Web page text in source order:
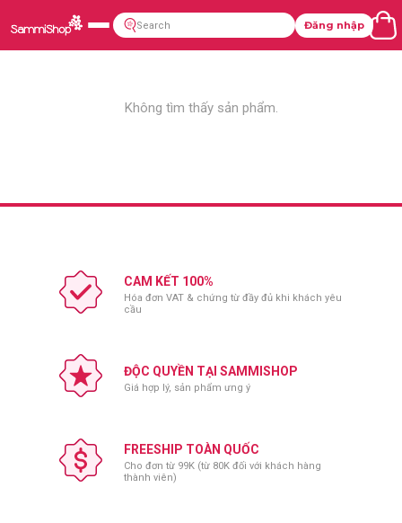
Đăng nhập
Không tìm thấy sản phẩm.
CAM KẾT 100%
Hóa đơn VAT & chứng từ đầy đủ khi khách yêu
cầu
ĐỘC QUYỀN TẠI SAMMISHOP
Giá hợp lý, sản phẩm ưng ý
FREESHIP TOÀN QUỐC
Cho đơn từ 99K (từ 80K đối với khách hàng
thành viên)